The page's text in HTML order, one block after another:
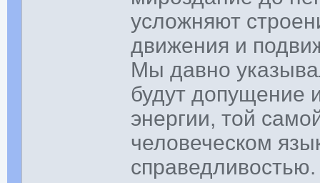
усложняют
движения и
Мы давно
будут допущение
энергии, той
человеческом
справедливостью.